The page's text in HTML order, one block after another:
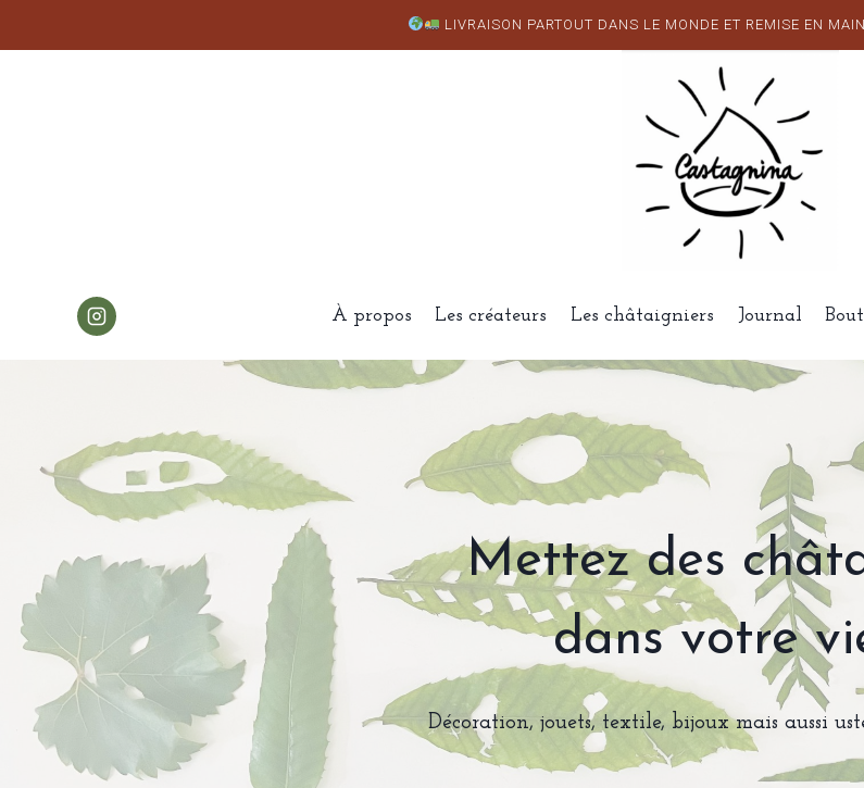
LIVRAISON PARTOUT DANS LE MONDE ET REMISE EN
À propos Les créateurs Les châtaigniers Journal
Mettez des
dans votre
Décoration, jouets, textile, bijoux mais aussi